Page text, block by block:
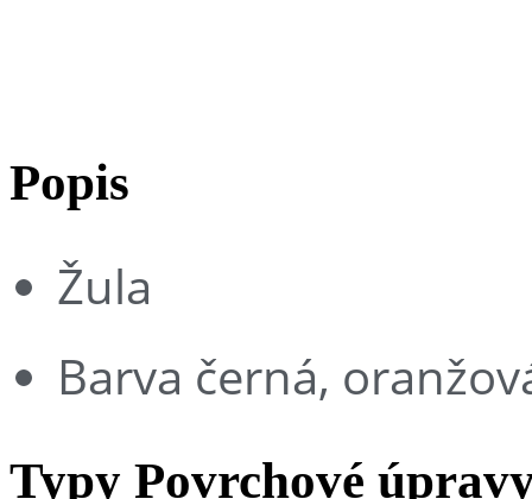
Popis
Žula
Barva černá,
Typy Povrchové